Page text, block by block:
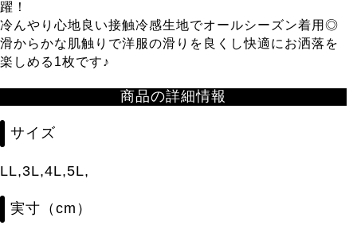
躍！
冷んやり心地良い接触冷感生地でオールシーズン着用◎
滑からかな肌触りで洋服の滑りを良くし快適にお洒落を
楽しめる1枚です♪
商品の詳細情報
サイズ
LL,3L,4L,5L,
実寸（cm）